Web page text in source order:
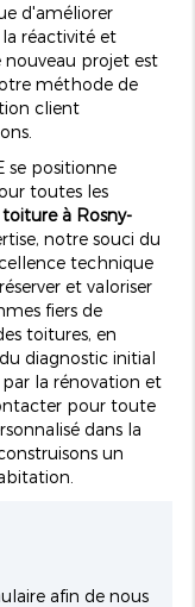
d'améliorer
réactivité et
nouveau projet est
méthode de
client
se positionne
toutes les
à Rosny-
notre souci du
technique
et valoriser
fiers de
toitures, en
diagnostic initial
la rénovation et
pour toute
dans la
un
afin de nous